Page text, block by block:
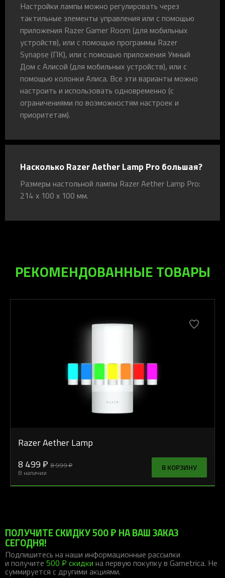
Настройки лампы можно регулировать через
тактильные элементы управления или с помощью
приложения Razer Gamer Room (для мобильных
устройств), или с помощью программы Razer
Synapse (ПК), или с помощью приложения Умный
Дом с Алисой (для мобильных устройств), или с
помощью колонки Алиса. Все эти варианты можно
настроить и использовать одновременно (с
ограничениями по возможностям настроек и
приоритетам).
Насколько Razer Aether Lamp Pro большая?
Размеры настольной лампы Razer Aether Lamp Pro:
214 х 100 х 100 мм.
РЕКОМЕНДОВАННЫЕ ТОВАРЫ
Razer Aether Lamp
8 499 ₽ 8 999 ₽
В наличии
В КОРЗИНУ
ПОЛУЧИТЕ СКИДКУ 500 ₽ НА ВАШ ЗАКАЗ
СЕГОДНЯ!
Подпишитесь на наши информационные рассылки
и получите 500 ₽ скидки на первую покупку в Gametrica. Не
суммируется с другими акциями.